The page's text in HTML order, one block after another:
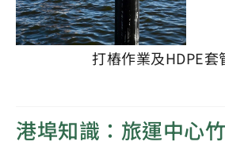
打樁作業及HDPE套
港埠知識：旅運中心